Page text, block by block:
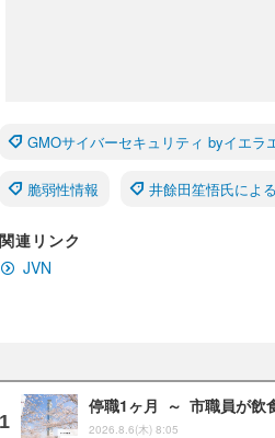
GMOサイバーセキュリティ byイエラ
脆弱性情報 井餘田笙悟氏によ
関連リンク
JVN
停職1ヶ月 ～ 市職員が飲
2026.8.6(木) 8:05